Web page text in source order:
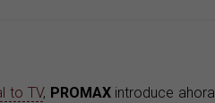
to TV, PROMAXintroduce ahora